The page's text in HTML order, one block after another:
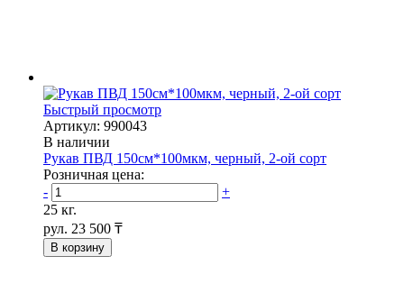
Быстрый просмотр
Артикул: 990043
В наличии
Рукав ПВД 150см*100мкм, черный, 2-ой сорт
Розничная цена:
-
+
25 кг.
рул. 23 500 ₸
В корзину